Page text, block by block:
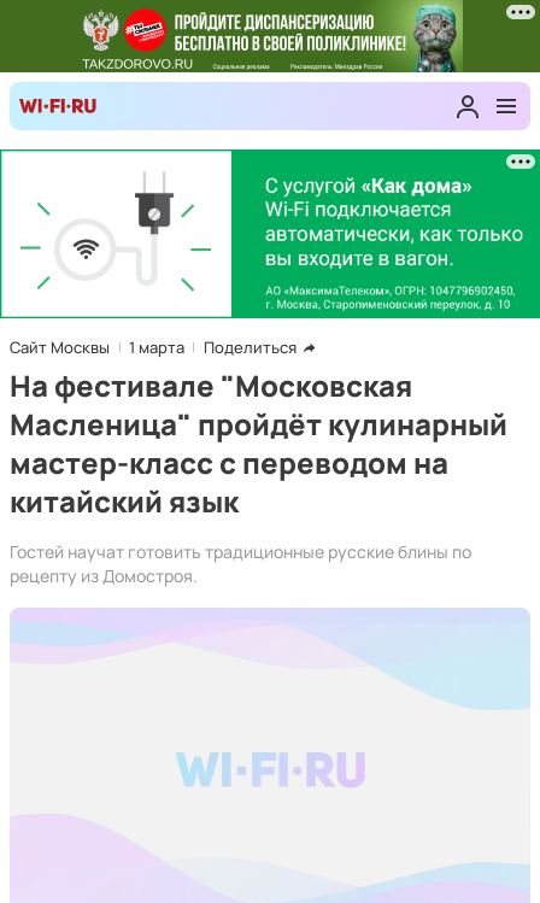
Сайт Москвы 1 марта Поделиться
На фестивале "Московская
Масленица" пройдёт кулинарный
мастер-класс с переводом на
китайский язык
Гостей научат готовить традиционные русские блины по
рецепту из Домостроя.